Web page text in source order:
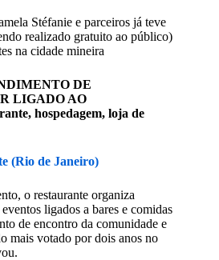
Stéfanie e parceiros já teve
realizado gratuito ao público)
na cidade mineira
DE
LIGADO AO
hospedagem, loja de
(Rio de Janeiro)
o restaurante organiza
ligados a bares e comidas
de encontro da comunidade e
mais votado por dois anos no